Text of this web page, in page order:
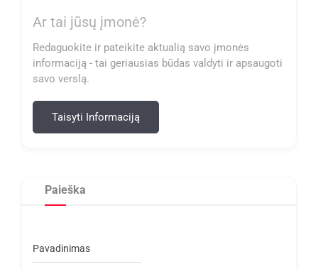
Ar tai jūsų įmonė?
Redaguokite ir pateikite aktualią savo įmonės
informaciją - tai geriausias būdas valdyti ir apsaugoti
savo verslą.
Taisyti Informaciją
Paieška
Pavadinimas